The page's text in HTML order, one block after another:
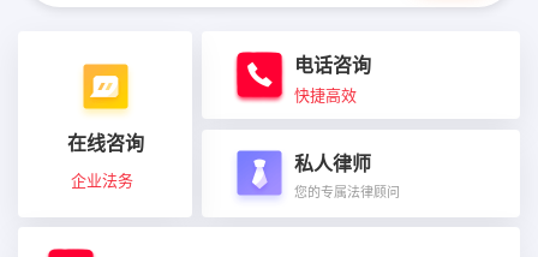
在线咨询
企业法务
电话咨询
快捷高效
私人律师
您的专属法律顾问